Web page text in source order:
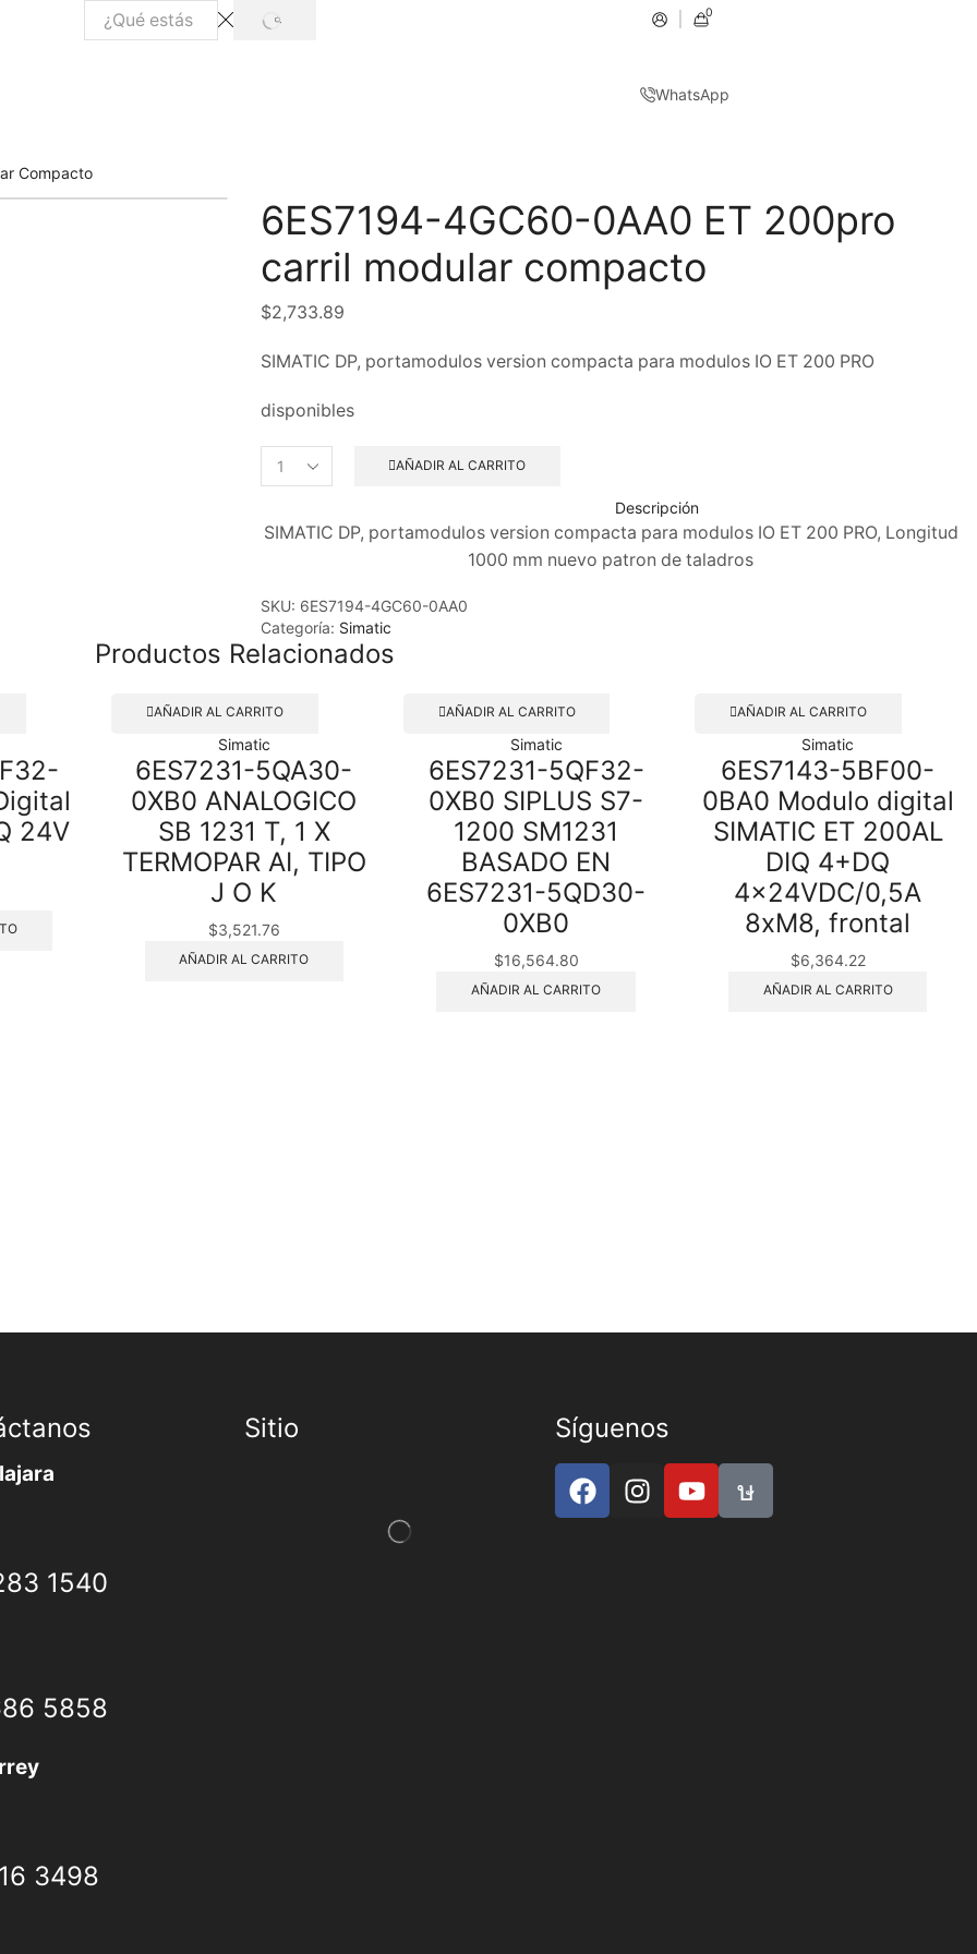
0
WhatsApp
Compacto
6ES7194-4GC60-0AA0 ET 200pro
carril modular compacto
$2,733.89
SIMATIC DP, portamodulos version compacta para modulos IO ET 200 PRO
disponibles
AÑADIR AL CARRITO
Descripción
SIMATIC DP, portamodulos version compacta para modulos IO ET 200 PRO, Longitud
1000 mm nuevo patron de taladros
SKU: 6ES7194-4GC60-0AA0
Categoría: Simatic
Productos Relacionados
24V
AÑADIR AL CARRITO
Simatic
6ES7231-5QA30-
0XB0 ANALOGICO
SB 1231 T, 1 X
TERMOPAR AI, TIPO
J O K
$3,521.76
AÑADIR AL CARRITO
AÑADIR AL CARRITO
Simatic
6ES7231-5QF32-
0XB0 SIPLUS S7-
1200 SM1231
BASADO EN
6ES7231-5QD30-
0XB0
$16,564.80
AÑADIR AL CARRITO
AÑADIR AL CARRITO
Simatic
6ES7143-5BF00-
0BA0 Modulo digital
SIMATIC ET 200AL
DIQ 4+DQ
4x24VDC/0,5A
8xM8, frontal
$6,364.22
AÑADIR AL CARRITO
1540
5858
3498
Sitio Síguenos